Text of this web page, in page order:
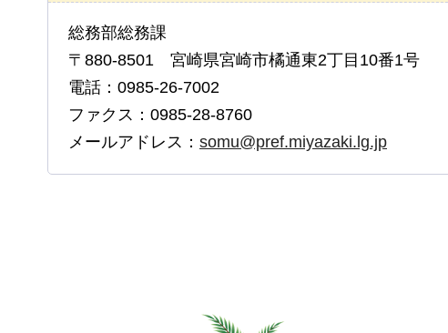
総務部総務課
〒880-8501 宮崎県宮崎市橘通東2丁目10番1号
電話：0985-26-7002
ファクス：0985-28-8760
メールアドレス： somu@pref.miyazaki.lg.jp